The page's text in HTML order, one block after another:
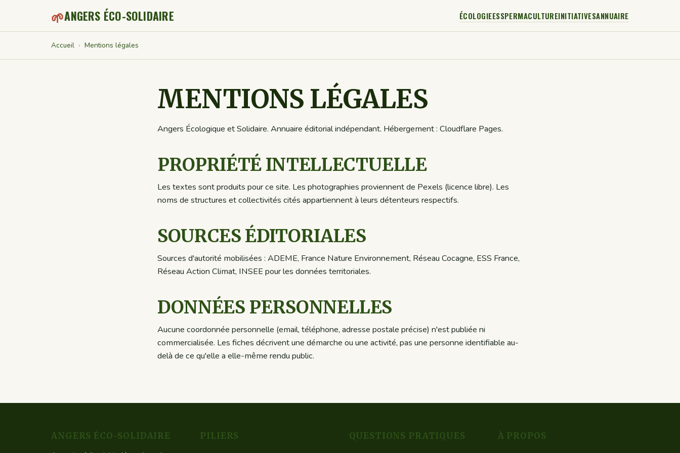
🌱ANGERS ÉCO-SOLIDAIRE ÉCOLOGIEESSPERMACULTUREINITIATIVESANNUAIRE
Accueil › Mentions légales
MENTIONS LÉGALES
Angers Écologique et Solidaire. Annuaire éditorial indépendant. Hébergement : Cloudflare Pages.
PROPRIÉTÉ INTELLECTUELLE
Les textes sont produits pour ce site. Les photographies proviennent de Pexels (licence libre). Les
noms de structures et collectivités cités appartiennent à leurs détenteurs respectifs.
SOURCES ÉDITORIALES
Sources d'autorité mobilisées : ADEME, France Nature Environnement, Réseau Cocagne, ESS France,
Réseau Action Climat, INSEE pour les données territoriales.
DONNÉES PERSONNELLES
Aucune coordonnée personnelle (email, téléphone, adresse postale précise) n'est publiée ni
commercialisée. Les fiches décrivent une démarche ou une activité, pas une personne identifiable au-
delà de ce qu'elle a elle-même rendu public.
ANGERS ÉCO-SOLIDAIRE PILIERS QUESTIONS PRATIQUES À PROPOS